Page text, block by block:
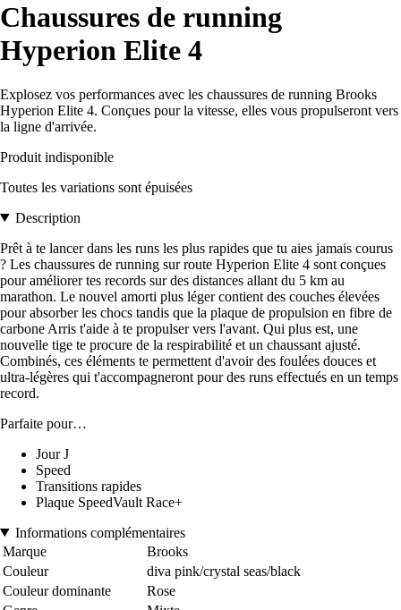
Chaussures de running
Hyperion Elite 4
Explosez vos performances avec les chaussures de running Brooks
Hyperion Elite 4. Conçues pour la vitesse, elles vous propulseront vers
la ligne d'arrivée.
Produit indisponible
Toutes les variations sont épuisées
Description
Prêt à te lancer dans les runs les plus rapides que tu aies jamais courus
? Les chaussures de running sur route Hyperion Elite 4 sont conçues
pour améliorer tes records sur des distances allant du 5 km au
marathon. Le nouvel amorti plus léger contient des couches élevées
pour absorber les chocs tandis que la plaque de propulsion en fibre de
carbone Arris t'aide à te propulser vers l'avant. Qui plus est, une
nouvelle tige te procure de la respirabilité et un chaussant ajusté.
Combinés, ces éléments te permettent d'avoir des foulées douces et
ultra-légères qui t'accompagneront pour des runs effectués en un temps
record.
Parfaite pour…
Jour J
Speed
Transitions rapides
Plaque SpeedVault Race+
Informations complémentaires
Marque
Brooks
Couleur
diva pink/crystal seas/black
Couleur dominante
Rose